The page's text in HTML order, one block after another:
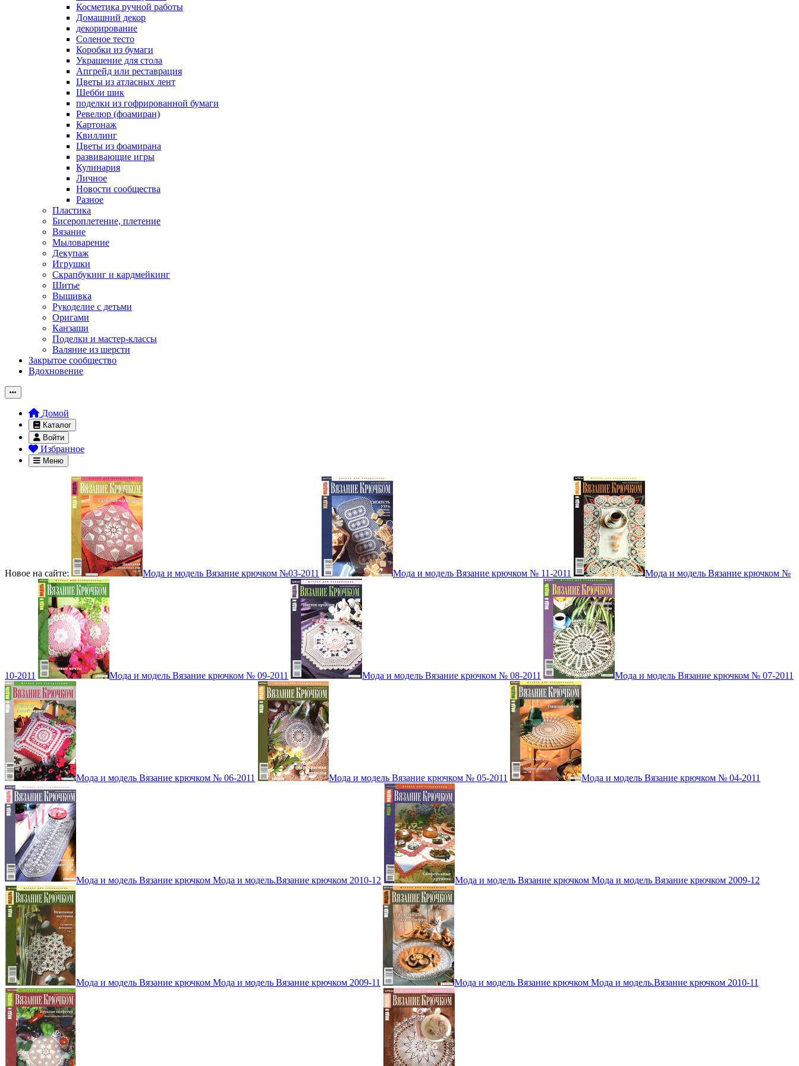
Косметика ручной работы
Домашний декор
декорирование
Соленое тесто
Коробки из бумаги
Украшение для стола
Апгрейд или реставрация
Цветы из атласных лент
Шебби шик
поделки из гофрированной бумаги
Ревелюр (фоамиран)
Картонаж
Квиллинг
Цветы из фоамирана
развивающие игры
Кулинария
Личное
Новости сообщества
Разное
Пластика
Бисероплетение, плетение
Вязание
Мыловарение
Декупаж
Игрушки
Скрапбукинг и кардмейкинг
Шитье
Вышивка
Рукоделие с детьми
Оригами
Канзаши
Поделки и мастер-классы
Валяние из шерсти
Закрытое сообщество
Вдохновение
Домой
Каталог
Войти
Избранное
Меню
Новое на сайте: Мода и модель Вязание крючком №03-2011 Мода и модель Вязание крючком № 11-2011 Мода и модель Вязание крючком №
10-2011 Мода и модель Вязание крючком № 09-2011 Мода и модель Вязание крючком № 08-2011 Мода и модель Вязание крючком № 07-2011
Мода и модель Вязание крючком № 06-2011 Мода и модель Вязание крючком № 05-2011 Мода и модель Вязание крючком № 04-2011
Мода и модель Вязание крючком Мода и модель.Вязание крючком 2010-12 Мода и модель Вязание крючком Мода и модель Вязание крючком 2009-12
Мода и модель Вязание крючком Мода и модель Вязание крючком 2009-11 Мода и модель Вязание крючком Мода и модель.Вязание крючком 2010-11